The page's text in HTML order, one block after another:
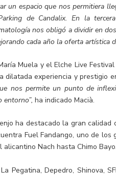
un espacio que nos permitiera
de Candalix. En la
nos obligó a dividir en
cada año la oferta artística
Muela y el Elche Live
dilatada experiencia y prestigio
nos permite un punto de
entorno”, ha indicado Macià.
ha destacado la gran
Fuel Fandango, uno de
Nach hasta Chimo Bayo.
Pegatina, Depedro, Shinova,